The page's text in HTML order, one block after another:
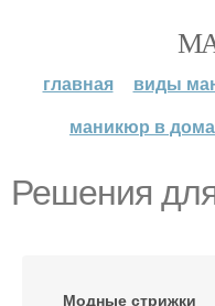
главная виды
маникюр в
Решения
Модные стрижки